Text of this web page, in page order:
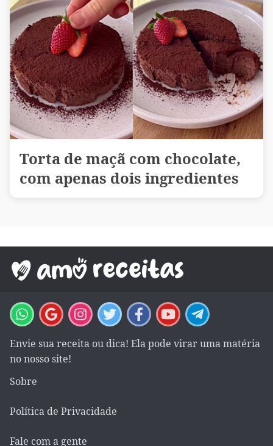
Torta de maçã com chocolate,
com apenas dois ingredientes
Envie sua receita ou dica! Ela pode virar uma matéria
no nosso site!
Sobre
Política de Privacidade
Fale com a gente